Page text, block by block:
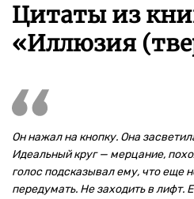
Цитаты из
«Иллюзия
Он нажал на кнопку. Она
Идеальный круг — мерцание,
голос подсказывал ему, что еще
передумать. Не заходить в лифт.